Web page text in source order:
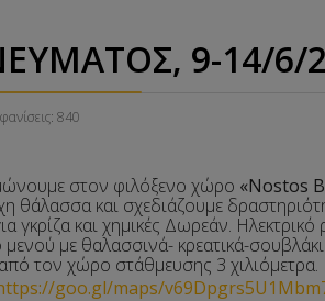
9-14/6/
840
στον φιλόξενο χώρο «Nostos
και σχεδιάζουμε
γκρίζα και χημικές Δωρεάν.
με θαλασσινά- κρεατικά-
τον χώρο στάθμευσης 3 χιλιόμετρα.
goo.gl/maps/